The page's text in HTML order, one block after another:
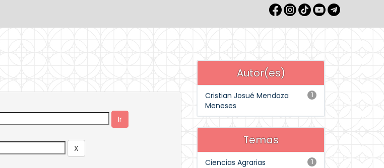
Autor(es)
1
Cristian Josué Mendoza
Meneses
Temas
1
Ciencias Agrarias